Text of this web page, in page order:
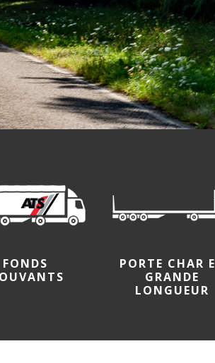
FONDS
PORTE CHAR
GRANDE
LONGUEUR